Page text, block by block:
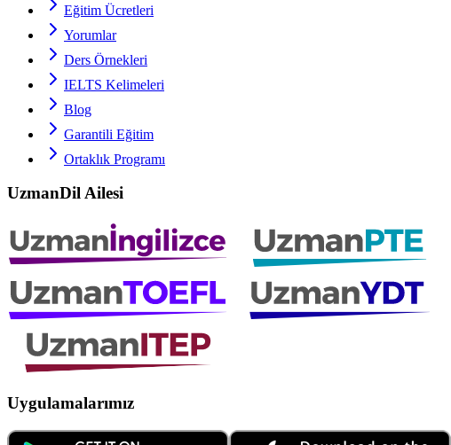
Eğitim Ücretleri
Yorumlar
Ders Örnekleri
IELTS Kelimeleri
Blog
Garantili Eğitim
Ortaklık Programı
UzmanDil Ailesi
Uygulamalarımız